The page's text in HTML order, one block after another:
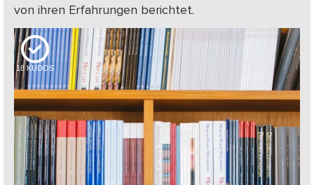
von ihren Erfahrungen berichtet.
18 KUDOS